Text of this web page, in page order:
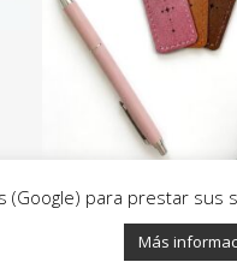
Contacto
para prestar
Más